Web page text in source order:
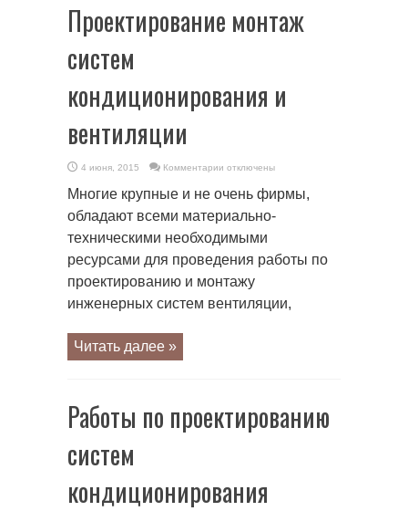
Проектирование монтаж
систем
кондиционирования и
вентиляции
4 июня, 2015 Комментарии
Проектирование
монтаж
кондиционирования
вентиляции
отключены
Многие крупные и не очень фирмы,
обладают всеми материально-
техническими необходимыми
ресурсами для проведения работы по
проектированию и монтажу
инженерных систем вентиляции,
Читать далее »
Работы по проектированию
систем
кондиционирования